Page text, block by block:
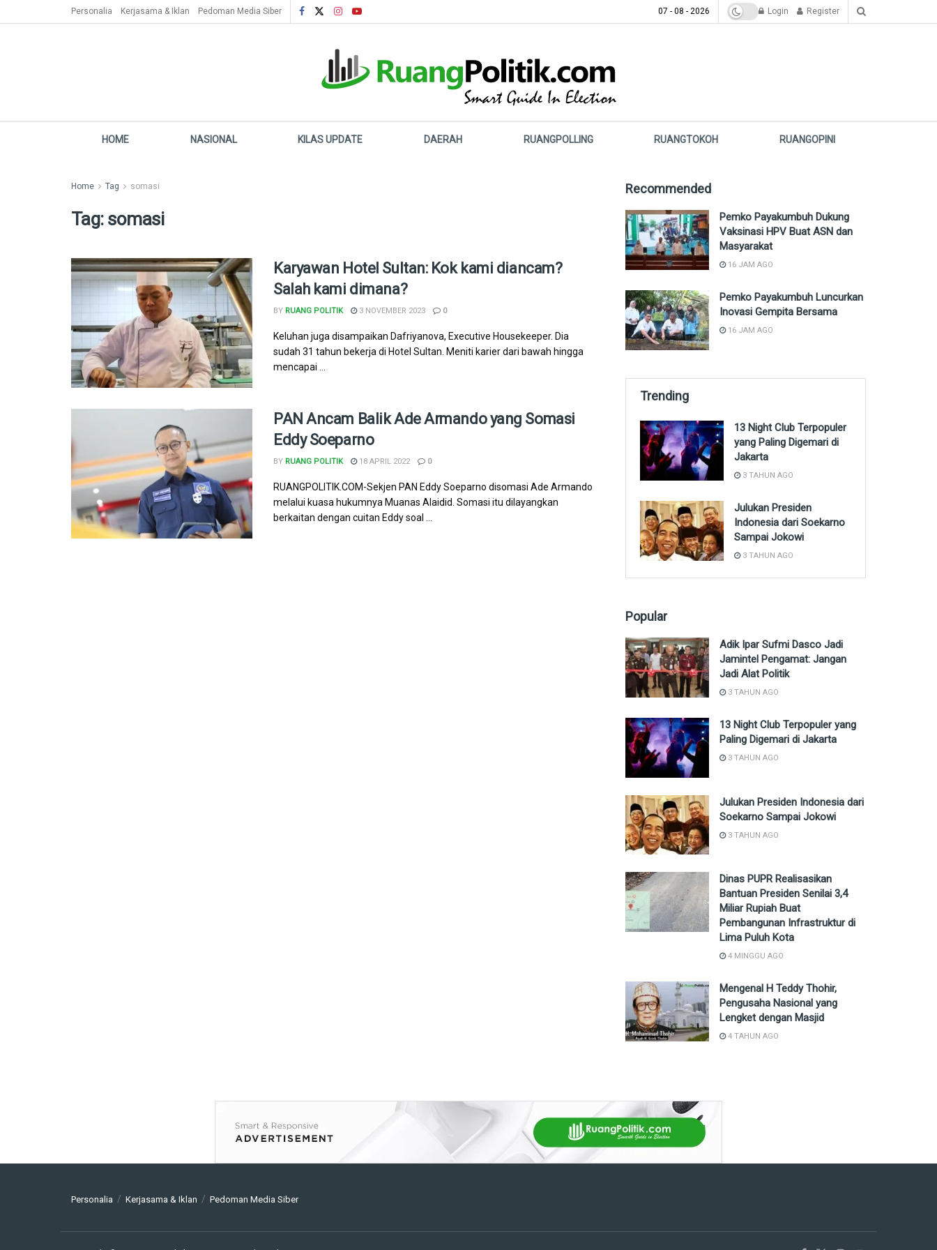
Personalia Kerjasama & Iklan Pedoman Media Siber 07 - 08 - 2026 Login Register
HOME NASIONAL KILAS UPDATE DAERAH RUANGPOLLING RUANGTOKOH RUANGOPINI
Home Tag somasi
Tag: somasi
Karyawan Hotel Sultan: Kok kami diancam?
Salah kami dimana?
BY RUANG POLITIK 3 NOVEMBER 2023 0
Keluhan juga disampaikan Dafriyanova, Executive Housekeeper. Dia
sudah 31 tahun bekerja di Hotel Sultan. Meniti karier dari bawah hingga
mencapai ...
PAN Ancam Balik Ade Armando yang Somasi
Eddy Soeparno
BY RUANG POLITIK 18 APRIL 2022 0
RUANGPOLITIK.COM-Sekjen PAN Eddy Soeparno disomasi Ade Armando
melalui kuasa hukumnya Muanas Alaidid. Somasi itu dilayangkan
berkaitan dengan cuitan Eddy soal ...
Recommended
Pemko Payakumbuh Dukung
Vaksinasi HPV Buat ASN dan
Masyarakat
16 JAM AGO
Pemko Payakumbuh Luncurkan
Inovasi Gempita Bersama
16 JAM AGO
Trending
13 Night Club Terpopuler
yang Paling Digemari di
Jakarta
3 TAHUN AGO
Julukan Presiden
Indonesia dari Soekarno
Sampai Jokowi
3 TAHUN AGO
Popular
Adik Ipar Sufmi Dasco Jadi
Jamintel Pengamat: Jangan
Jadi Alat Politik
3 TAHUN AGO
13 Night Club Terpopuler yang
Paling Digemari di Jakarta
3 TAHUN AGO
Julukan Presiden Indonesia dari
Soekarno Sampai Jokowi
3 TAHUN AGO
Dinas PUPR Realisasikan
Bantuan Presiden Senilai 3,4
Miliar Rupiah Buat
Pembangunan Infrastruktur di
Lima Puluh Kota
4 MINGGU AGO
Mengenal H Teddy Thohir,
Pengusaha Nasional yang
Lengket dengan Masjid
4 TAHUN AGO
Personalia Kerjasama & Iklan Pedoman Media Siber